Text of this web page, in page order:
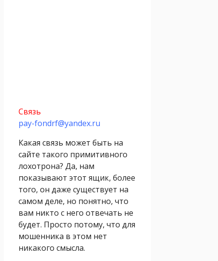
Связь
pay-fondrf@yandex.ru
Какая связь может быть на
сайте такого примитивного
лохотрона? Да, нам
показывают этот ящик, более
того, он даже существует на
самом деле, но понятно, что
вам никто с него отвечать не
будет. Просто потому, что для
мошенника в этом нет
никакого смысла.